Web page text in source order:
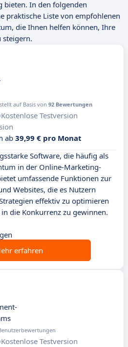
bieten. In den folgenden
praktische Liste von empfohlenen
die Ihnen helfen können, Ihre
steigern.
auf Basis von 92 Bewertungen
Kostenlose Testversion
ab 39,99 € pro Monat
Software, die häufig als
in der Online-Marketing-
umfassende Funktionen zur
Websites, die es Nutzern
effektiv zu optimieren
die Konkurrenz zu gewinnen.
erfahren
Kostenlose Testversion